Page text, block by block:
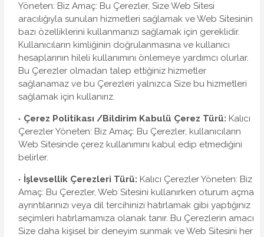
Yöneten: Biz Amaç: Bu Çerezler, Size Web Sitesi
aracılığıyla sunulan hizmetleri sağlamak ve Web Sitesinin
bazı özelliklerini kullanmanızı sağlamak için gereklidir.
Kullanıcıların kimliğinin doğrulanmasına ve kullanıcı
hesaplarının hileli kullanımını önlemeye yardımcı olurlar.
Bu Çerezler olmadan talep ettiğiniz hizmetler
sağlanamaz ve bu Çerezleri yalnızca Size bu hizmetleri
sağlamak için kullanırız.
Çerez Politikası /Bildirim Kabulü Çerez Türü: Kalıcı
Çerezler Yöneten: Biz Amaç: Bu Çerezler, kullanıcıların
Web Sitesinde çerez kullanımını kabul edip etmediğini
belirler.
İşlevsellik Çerezleri Türü: Kalıcı Çerezler Yöneten: Biz
Amaç: Bu Çerezler, Web Sitesini kullanırken oturum açma
ayrıntılarınızı veya dil tercihinizi hatırlamak gibi yaptığınız
seçimleri hatırlamamıza olanak tanır. Bu Çerezlerin amacı
Size daha kişisel bir deneyim sunmak ve Web Sitesini her